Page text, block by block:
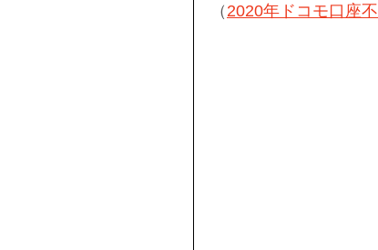
（ 2020年ドコモ口座